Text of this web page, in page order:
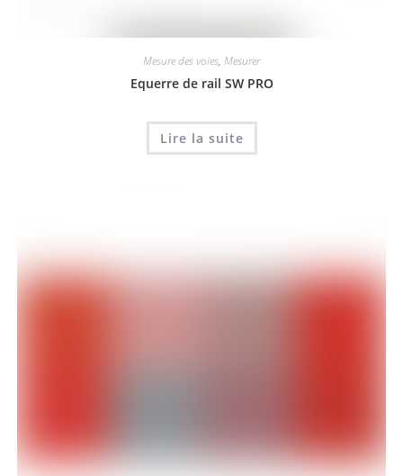
Mesure des voies, Mesurer
Equerre de rail SW PRO
Lire la suite